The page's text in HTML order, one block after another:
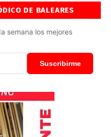
DE BALEARES
semana los mejores
Suscribirme